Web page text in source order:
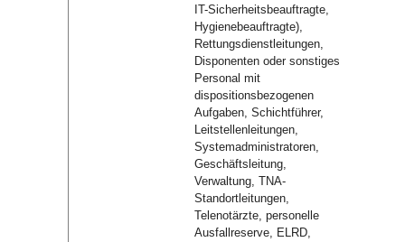
IT-Sicherheitsbeauftragte,
Hygienebeauftragte),
Rettungsdienstleitungen,
Disponenten oder sonstiges
Personal mit
dispositionsbezogenen
Aufgaben, Schichtführer,
Leitstellenleitungen,
Systemadministratoren,
Geschäftsleitung,
Verwaltung, TNA-
Standortleitungen,
Telenotärzte, personelle
Ausfallreserve, ELRD,